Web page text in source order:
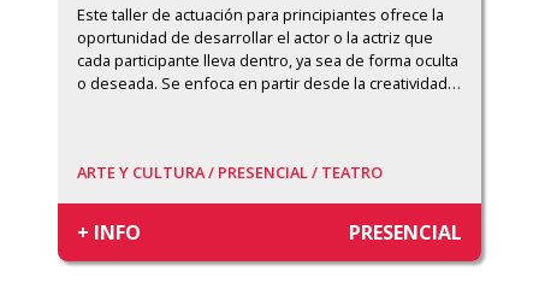
Este taller de actuación para principiantes ofrece la
oportunidad de desarrollar el actor o la actriz que
cada participante lleva dentro, ya sea de forma oculta
o deseada. Se enfoca en partir desde la creatividad…
ARTE Y CULTURA / PRESENCIAL / TEATRO
+ INFO PRESENCIAL